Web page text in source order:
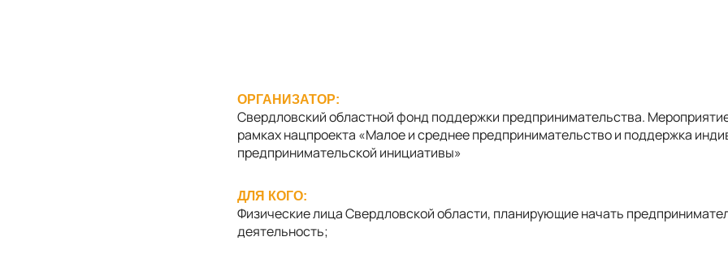
ОРГАНИЗАТОР:
Свердловский областной фонд поддержки предпринимательства.
рамках нацпроекта «Малое и среднее предпринимательство и поддержка
предпринимательской инициативы»
ДЛЯ КОГО:
Физические лица Свердловской области, планирующие начать
деятельность;